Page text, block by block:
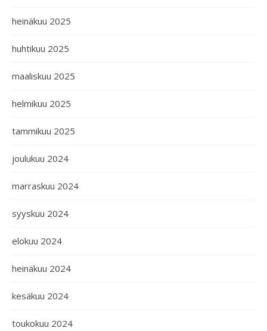
heinäkuu 2025
huhtikuu 2025
maaliskuu 2025
helmikuu 2025
tammikuu 2025
joulukuu 2024
marraskuu 2024
syyskuu 2024
elokuu 2024
heinäkuu 2024
kesäkuu 2024
toukokuu 2024